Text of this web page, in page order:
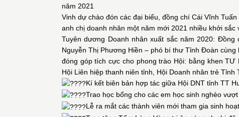
năm 2021
Vinh dự chào đón các đại biểu, đồng chí Cái Vĩnh
anh chị doanh nhân một năm mới 2021 nhiều khởi sắc
Tuyên dương Doanh nhân xuất sắc năm 2020:
Nguyễn Thị Phương Hiền – phó bí thư Tỉnh Đoàn
đóng góp tích cực cho phong trào Hội: bằng khen
Hội Liên hiệp thanh niên tỉnh, Hội Doanh nhân trẻ Tỉnh
Kí kết biên bản hợp tác giữa Hội DNT tỉnh TT
Trao học bổng cho các em học sinh nghèo
Lễ ra mắt các thành viên mới tham gia sinh